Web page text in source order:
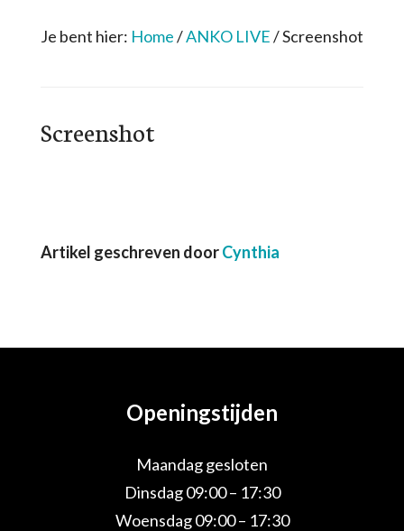
Je bent hier: Home/ANKO LIVE/Screenshot
Screenshot
Artikel geschreven doorCynthia
Openingstijden
Maandag gesloten
Dinsdag 09:00 – 17:30
Woensdag 09:00 – 17:30